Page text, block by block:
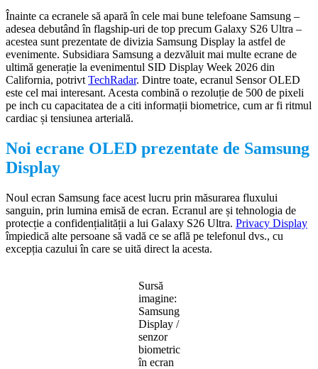
Înainte ca ecranele să apară în cele mai bune telefoane Samsung –
adesea debutând în flagship-uri de top precum Galaxy S26 Ultra –
acestea sunt prezentate de divizia Samsung Display la astfel de
evenimente. Subsidiara Samsung a dezvăluit mai multe ecrane de
ultimă generație la evenimentul SID Display Week 2026 din
California, potrivt TechRadar. Dintre toate, ecranul Sensor OLED
este cel mai interesant. Acesta combină o rezoluție de 500 de pixeli
pe inch cu capacitatea de a citi informații biometrice, cum ar fi ritmul
cardiac și tensiunea arterială.
Noi ecrane OLED prezentate de Samsung
Display
Noul ecran Samsung face acest lucru prin măsurarea fluxului
sanguin, prin lumina emisă de ecran. Ecranul are și tehnologia de
protecție a confidențialității a lui Galaxy S26 Ultra. Privacy Display
împiedică alte persoane să vadă ce se află pe telefonul dvs., cu
excepția cazului în care se uită direct la acesta.
Sursă
imagine:
Samsung
Display /
senzor
biometric
în ecran